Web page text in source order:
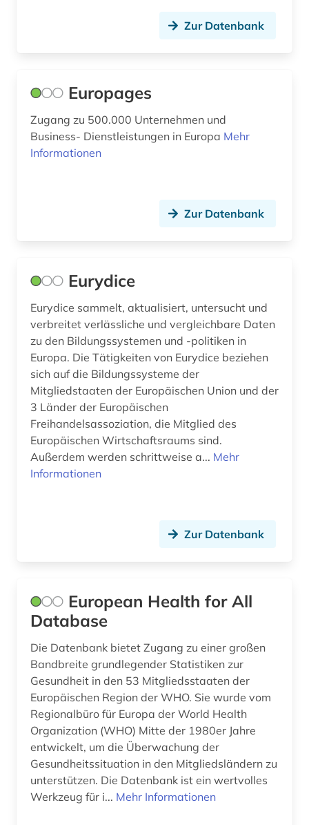
fid geschichtswissenschaft (1)
film (3)
finanzinformation (1)
firma (4)
franziszeischer kataster (1)
freskomalerei (1)
friedensvertrag (1)
frühe neuzeit (1)
fundstellenverzeichnis (1)
gefahrgut (1)
geistesgeschichte (1)
gemeindeverwaltung (1)
genealogie (1)
geographie (1)
germany (1)
geschichte (19)
Zur Datenbank
Europages
Zugang zu 500.000 Unternehmen und
Business- Dienstleistungen in Europa Mehr
Informationen
Zur Datenbank
Eurydice
Eurydice sammelt, aktualisiert, untersucht und
verbreitet verlässliche und vergleichbare Daten
zu den Bildungssystemen und -politiken in
Europa. Die Tätigkeiten von Eurydice beziehen
sich auf die Bildungssysteme der
Mitgliedstaaten der Europäischen Union und der
3 Länder der Europäischen
Freihandelsassoziation, die Mitglied des
Europäischen Wirtschaftsraums sind.
Außerdem werden schrittweise a... Mehr
Informationen
Zur Datenbank
European Health for All
Database
Die Datenbank bietet Zugang zu einer großen
Bandbreite grundlegender Statistiken zur
Gesundheit in den 53 Mitgliedsstaaten der
Europäischen Region der WHO. Sie wurde vom
Regionalbüro für Europa der World Health
Organization (WHO) Mitte der 1980er Jahre
entwickelt, um die Überwachung der
Gesundheitssituation in den Mitgliedsländern zu
unterstützen. Die Datenbank ist ein wertvolles
Werkzeug für i... Mehr Informationen